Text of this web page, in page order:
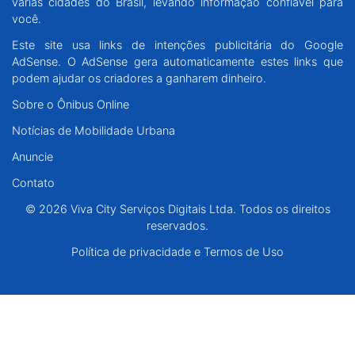
Rio Grande do Sul
Centro-Oeste
Nordeste
Norte
© 2026 Viva City Serviços Digitais Ltda. Todos os direitos reservados.
você.
Este site usa links de intenções publicitária do Google
AdSense. O AdSense gera automaticamente estes links que
podem ajudar os criadores a ganharem dinheiro.
Sobre o Ônibus Online
Notícias de Mobilidade Urbana
Anuncie
Contato
© 2026 Viva City Serviços Digitais Ltda. Todos os direitos
reservados.
Política de privacidade e Termos de Uso